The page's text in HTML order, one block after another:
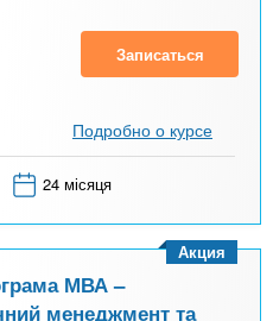
Записаться
Подробно о курсе
24 місяця
МВА –
менеджмент та
Акция